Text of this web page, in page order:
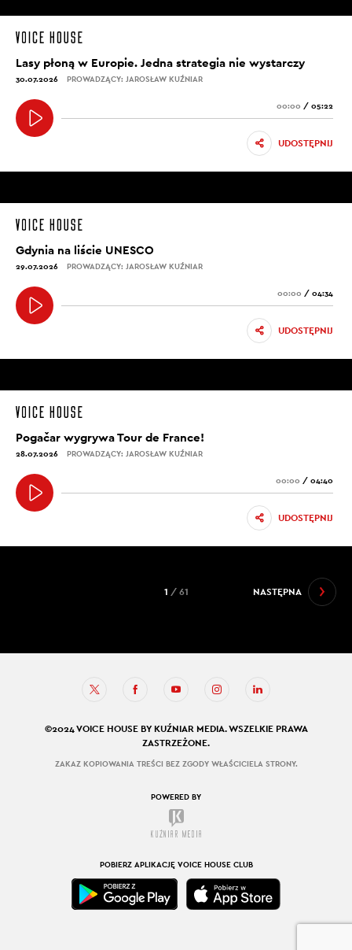
Lasy płoną w Europie. Jedna strategia nie wystarczy
30.07.2026 PROWADZĄCY: JAROSŁAW KUŹNIAR
00:00 / 05:22
UDOSTĘPNIJ
Gdynia na liście UNESCO
29.07.2026 PROWADZĄCY: JAROSŁAW KUŹNIAR
00:00 / 04:34
UDOSTĘPNIJ
Pogačar wygrywa Tour de France!
28.07.2026 PROWADZĄCY: JAROSŁAW KUŹNIAR
00:00 / 04:40
UDOSTĘPNIJ
NASTĘPNA
1 / 61
©2024 VOICE HOUSE BY KUŹNIAR MEDIA. WSZELKIE PRAWA
ZASTRZEŻONE.
ZAKAZ KOPIOWANIA TREŚCI BEZ ZGODY WŁAŚCICIELA STRONY.
POWERED BY
POBIERZ APLIKACJĘ VOICE HOUSE CLUB